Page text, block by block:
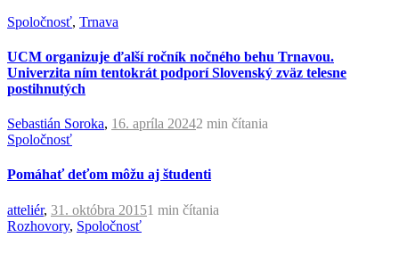
Spoločnosť, Trnava
UCM organizuje ďalší ročník nočného behu Trnavou.
Univerzita ním tentokrát podporí Slovenský zväz telesne
postihnutých
Sebastián Soroka, 16. apríla 20242 min čítania
Spoločnosť
Pomáhať deťom môžu aj študenti
atteliér, 31. októbra 20151 min čítania
Rozhovory, Spoločnosť